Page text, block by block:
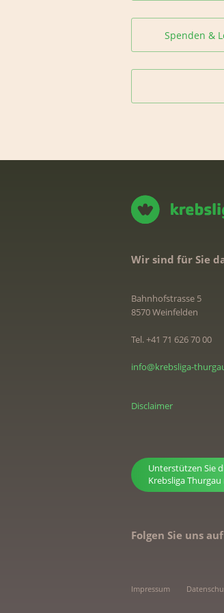
Spenden &
Wir sind für Sie
Bahnhofstrasse 5
8570 Weinfelden
Tel. +41 71 626 70 00
info@krebsliga-
Disclaimer
Unterstützen Sie
Krebsliga
Folgen Sie uns auf
Impressum